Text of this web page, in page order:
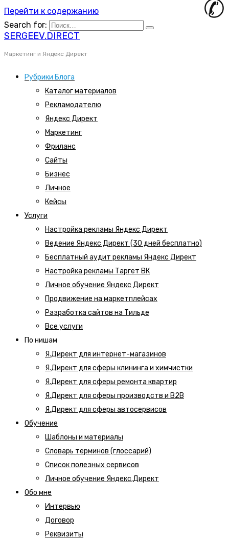
Перейти к содержанию
Search for:
SERGEEV.DIRECT
Маркетинг и Яндекс Директ
Рубрики Блога
Каталог материалов
Рекламодателю
Яндекс Директ
Маркетинг
Фриланс
Сайты
Бизнес
Личное
Кейсы
Услуги
Настройка рекламы Яндекс Директ
Ведение Яндекс Директ (30 дней бесплатно)
Бесплатный аудит рекламы Яндекс Директ
Настройка рекламы Таргет ВК
Личное обучение Яндекс Директ
Продвижение на маркетплейсах
Разработка сайтов на Тильде
Все услуги
По нишам
Я.Директ для интернет-магазинов
Я.Директ для сферы клининга и химчистки
Я.Директ для сферы ремонта квартир
Я.Директ для сферы производств и B2B
Я.Директ для сферы автосервисов
Обучение
Шаблоны и материалы
Словарь терминов (глоссарий)
Список полезных сервисов
Личное обучение Яндекс.Директ
Обо мне
Интервью
Договор
Реквизиты